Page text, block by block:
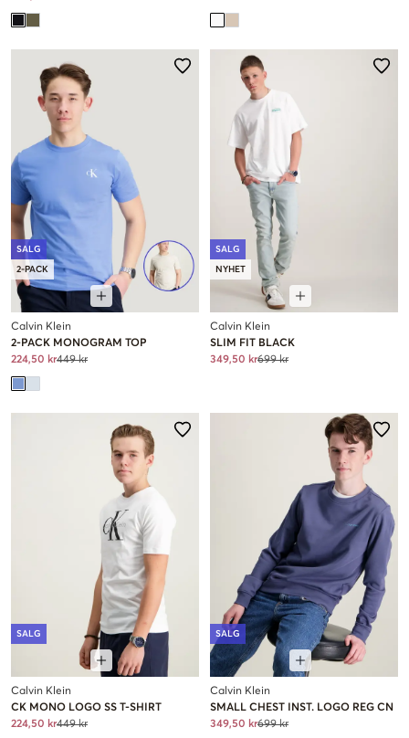
SALG
2-PACK
Calvin Klein
2-PACK MONOGRAM TOP
224,50 kr449 kr
SALG
NYHET
Calvin Klein
SLIM FIT BLACK
349,50 kr699 kr
SALG
Calvin Klein
CK MONO LOGO SS T-SHIRT
224,50 kr449 kr
SALG
Calvin Klein
SMALL CHEST INST. LOGO REG CN
349,50 kr699 kr